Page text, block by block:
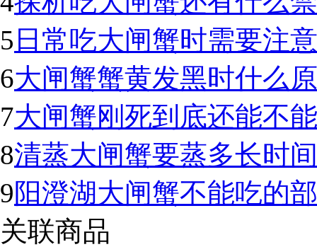
5 日常吃大闸蟹时需要注
6大闸蟹蟹黄发黑时什么
7大闸蟹刚死到底还能不
8清蒸大闸蟹要蒸多长时
9阳澄湖大闸蟹不能吃的
关联商品